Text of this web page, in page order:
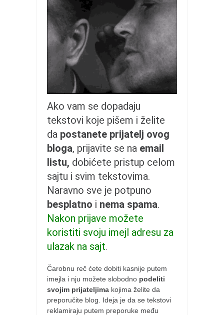
članarina
kontakt
besplatna e-knjiga
termini treninga
kontakt
Ako vam se dopadaju
tekstovi koje pišem i želite
da postanete prijatelj ovog
bloga, prijavite se na email
listu, dobićete pristup celom
sajtu i svim tekstovima.
Naravno sve je potpuno
besplatno i nema spama.
Nakon prijave možete
koristiti svoju imejl adresu za
ulazak na sajt
Čarobnu reč ćete dobiti kasnije putem
imejla i nju možete slobodno podeliti
svojim prijateljima kojima želite da
preporučite blog. Ideja je da se tekstovi
reklamiraju putem preporuke među